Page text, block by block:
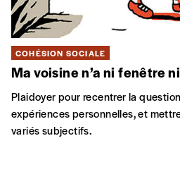
COHÉSION SOCIALE
Ma voisine n’a ni fenêtre
Plaidoyer pour recentrer la
expériences personnelles, et
variés subjectifs.